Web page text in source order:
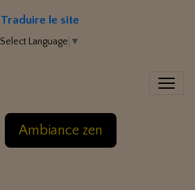
Traduire le site
Select Language ▼
Ambiance zen